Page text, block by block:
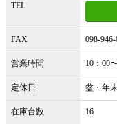
TEL
FAX 098-
営業時間 10：00
定休日 盆・年
在庫台数 16